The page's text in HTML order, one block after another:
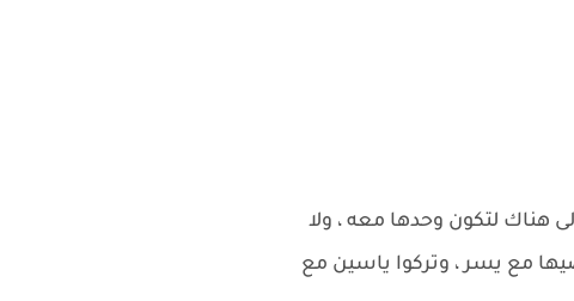
هناك لتكون وحدها معه ، ولا
مع يسر ، وتركوا ياسين مع